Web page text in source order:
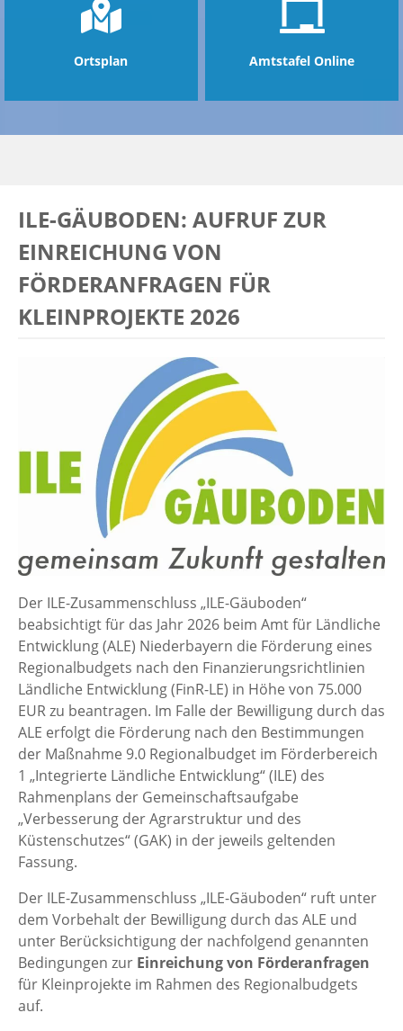
Ortsplan Amtstafel Online
ILE-GÄUBODEN: AUFRUF ZUR
EINREICHUNG VON
FÖRDERANFRAGEN FÜR
KLEINPROJEKTE 2026
Der ILE-Zusammenschluss „ILE-Gäuboden“
beabsichtigt für das Jahr 2026 beim Amt für Ländliche
Entwicklung (ALE) Niederbayern die Förderung eines
Regionalbudgets nach den Finanzierungsrichtlinien
Ländliche Entwicklung (FinR-LE) in Höhe von 75.000
EUR zu beantragen. Im Falle der Bewilligung durch das
ALE erfolgt die Förderung nach den Bestimmungen
der Maßnahme 9.0 Regionalbudget im Förderbereich
1 „Integrierte Ländliche Entwicklung“ (ILE) des
Rahmenplans der Gemeinschaftsaufgabe
„Verbesserung der Agrarstruktur und des
Küstenschutzes“ (GAK) in der jeweils geltenden
Fassung.
Der ILE-Zusammenschluss „ILE-Gäuboden“ ruft unter
dem Vorbehalt der Bewilligung durch das ALE und
unter Berücksichtigung der nachfolgend genannten
Bedingungen zur Einreichung von Förderanfragen
für Kleinprojekte im Rahmen des Regionalbudgets
auf.